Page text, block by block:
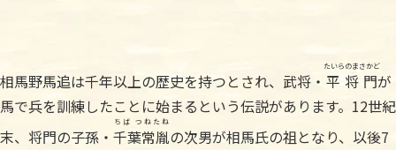
相馬野馬追は千年以上の歴史を持つとされ、武将・ 平将門
たいらのまさかど
が
馬で兵を訓練したことに始まるという伝説があります。12世紀
末、将門の子孫・ 千葉常胤
ちば つねたね
の次男が相馬氏の祖となり、以後7